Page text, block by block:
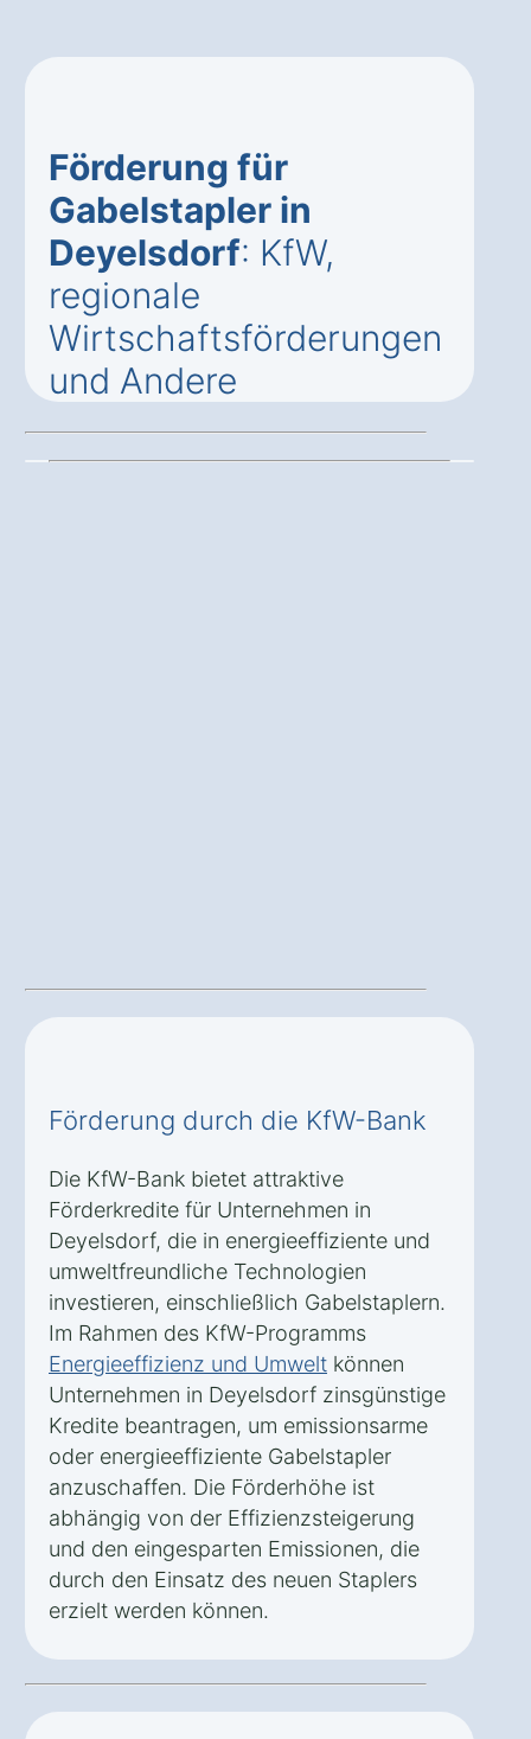
Förderung für
Gabelstapler in
Deyelsdorf: KfW,
regionale
Wirtschaftsförderungen
und Andere
Förderung durch die KfW-Bank
Die KfW-Bank bietet attraktive
Förderkredite für Unternehmen in
Deyelsdorf, die in energieeffiziente und
umweltfreundliche Technologien
investieren, einschließlich Gabelstaplern.
Im Rahmen des KfW-Programms
Energieeffizienz und Umwelt können
Unternehmen in Deyelsdorf zinsgünstige
Kredite beantragen, um emissionsarme
oder energieeffiziente Gabelstapler
anzuschaffen. Die Förderhöhe ist
abhängig von der Effizienzsteigerung
und den eingesparten Emissionen, die
durch den Einsatz des neuen Staplers
erzielt werden können.